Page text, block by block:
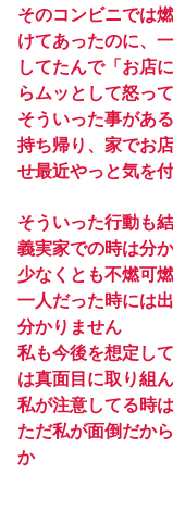
そのコンビニでは
けてあったのに、
してたんで「お店
らムッとして怒っ
そういった事があ
持ち帰り、家でお
せ最近やっと気を
そういった行動も
義実家での時は分
少なくとも不燃可
一人だった時には
分かりません
私も今後を想定し
は真面目に取り組
私が注意してる時
ただ私が面倒だか
か